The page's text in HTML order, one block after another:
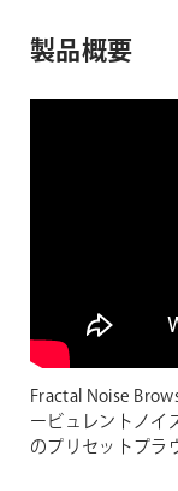
製品概要
Fractal Noise
ービュレントノイ
のプリセットプラ